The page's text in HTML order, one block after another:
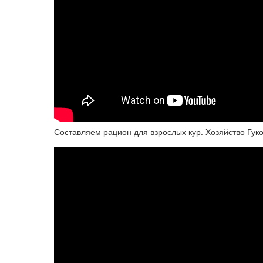
Составляем рацион для взрослых кур. Хозяйство